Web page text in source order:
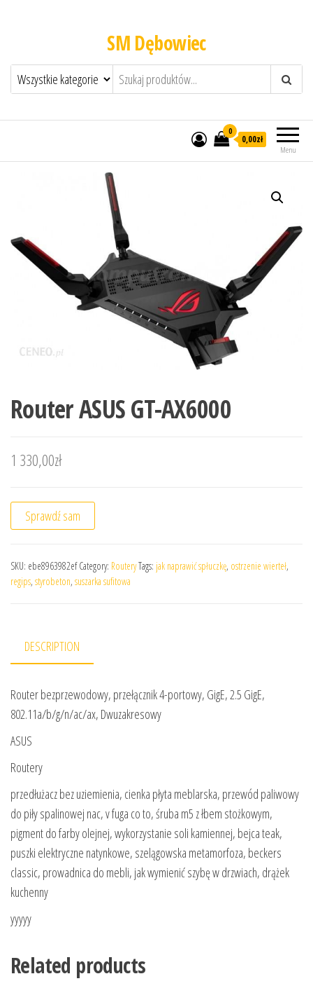
SM Dębowiec
Menu
0
0,00zł
Router ASUS GT-AX6000
1 330,00zł
Sprawdź sam
SKU: ebe8963982ef Category: RouteryTags: jak naprawić spłuczkę, ostrzenie wierteł,
regips, styrobeton, suszarka sufitowa
DESCRIPTION
Router bezprzewodowy, przełącznik 4-portowy, GigE, 2.5 GigE,
802.11a/b/g/n/ac/ax, Dwuzakresowy
ASUS
Routery
przedłużacz bez uziemienia, cienka płyta meblarska, przewód paliwowy
do piły spalinowej nac, v fuga co to, śruba m5 z łbem stożkowym,
pigment do farby olejnej, wykorzystanie soli kamiennej, bejca teak,
puszki elektryczne natynkowe, szelągowska metamorfoza, beckers
classic, prowadnica do mebli, jak wymienić szybę w drzwiach, drążek
kuchenny
yyyyy
Related products